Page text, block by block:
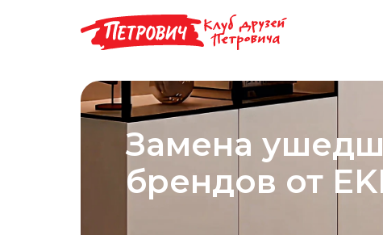
Замена
брендов от